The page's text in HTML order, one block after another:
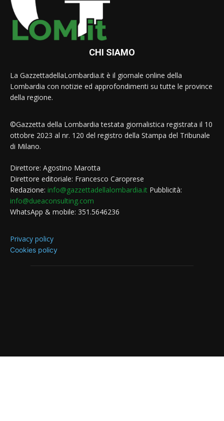
CHI SIAMO
La GazzettadellaLombardia.it è il giornale online della
Lombardia con notizie ed approfondimenti su tutte le province
della regione.
©Gazzetta della Lombardia testata giornalistica registrata il 10
ottobre 2023 al nr. 120 del registro della Stampa del Tribunale
di Milano.
Direttore: Agostino Marotta
Direttore editoriale: Francesco Caroprese
Redazione: info@gazzettadellalombardia.it Pubblicità:
info@dueaconsulting.com
WhatsApp & mobile: 351.5646236
Privacy policy
Cookies policy